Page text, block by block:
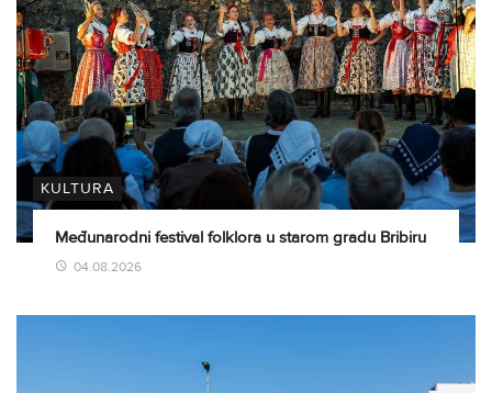
KULTURA
Međunarodni festival folklora u starom gradu Bribiru
04.08.2026